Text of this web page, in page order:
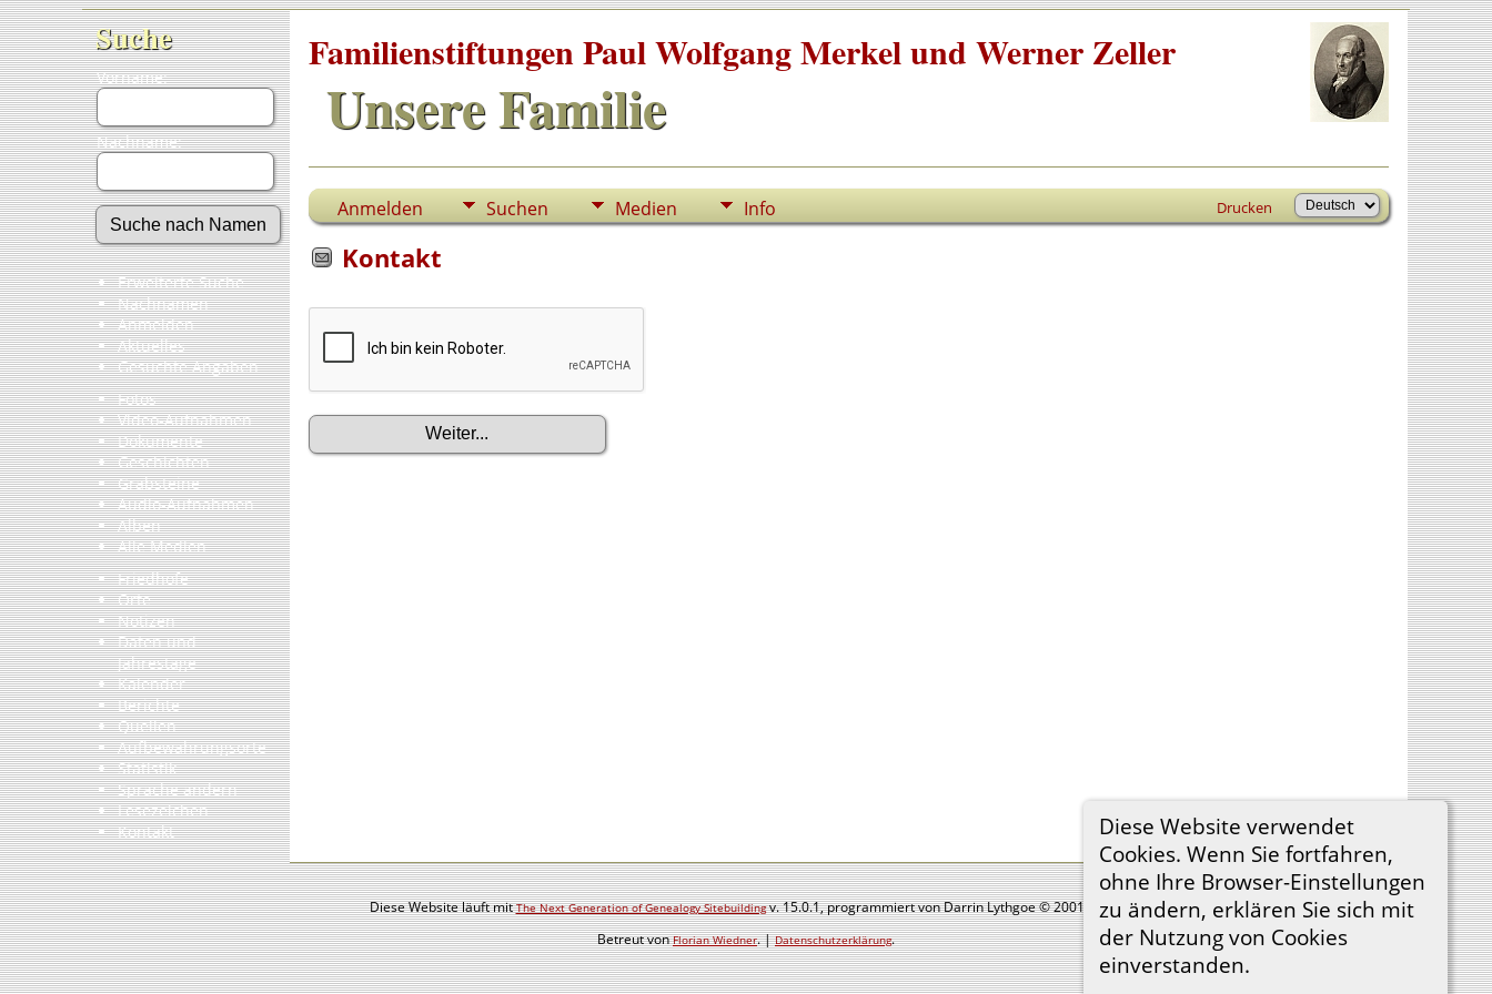
Suche
Vorname:
Nachname:
Erweiterte Suche
Nachnamen
Anmelden
Aktuelles
Gesuchte Angaben
Fotos
Video-Aufnahmen
Dokumente
Geschichten
Grabsteine
Audio-Aufnahmen
Alben
Alle Medien
Friedhöfe
Orte
Notizen
Daten und
Jahrestage
Kalender
Berichte
Quellen
Aufbewahrungsorte
Statistik
Sprache ändern
Lesezeichen
Kontakt
Familienstiftungen Paul Wolfgang Merkel und Werner Zeller
Unsere Familie
Anmelden Suchen Medien Info Drucken
Diese Website verwendet
Cookies. Wenn Sie fortfahren,
ohne Ihre Browser-Einstellungen
zu ändern, erklären Sie sich mit
der Nutzung von Cookies
einverstanden.
Kontakt
Diese Website läuft mitThe Next Generation of Genealogy Sitebuildingv. 15.0.1, programmiert von Darrin Lythgoe © 2001-2026.
Betreut vonFlorian Wiedner. |Datenschutzerklärung.